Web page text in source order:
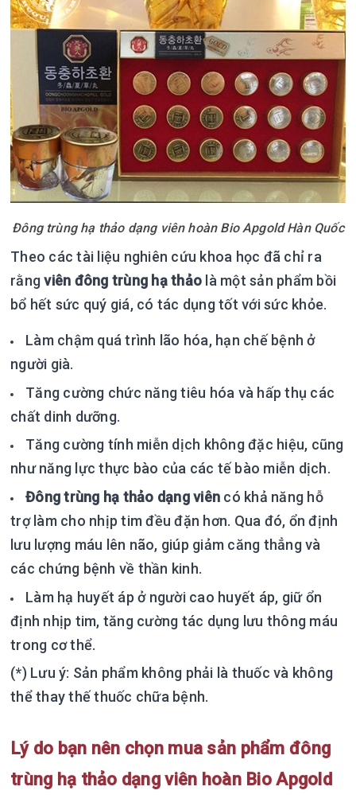
Đông trùng hạ thảo dạng viên hoàn Bio Apgold Hàn Quốc
Theo các tài liệu nghiên cứu khoa học đã chỉ ra
rằngviên đông trùng hạ thảo là một sản phẩm bồi
bổ hết sức quý giá, có tác dụng tốt với sức khỏe.
Làm chậm quá trình lão hóa, hạn chế bệnh ở
người già.
Tăng cường chức năng tiêu hóa và hấp thụ các
chất dinh dưỡng.
Tăng cường tính miễn dịch không đặc hiệu, cũng
như năng lực thực bào của các tế bào miễn dịch.
Đông trùng hạ thảo dạng viên có khả năng hỗ
trợ làm cho nhịp tim đều đặn hơn. Qua đó, ổn định
lưu lượng máu lên não, giúp giảm căng thẳng và
các chứng bệnh về thần kinh.
Làm hạ huyết áp ở người cao huyết áp, giữ ổn
định nhịp tim, tăng cường tác dụng lưu thông máu
trong cơ thể.
(*) Lưu ý: Sản phẩm không phải là thuốc và không
thể thay thế thuốc chữa bệnh.
Lý do bạn nên chọn mua sản phẩm đông
trùng hạ thảo dạng viên hoàn Bio Apgold